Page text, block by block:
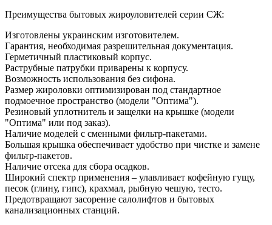
Преимущества бытовых жироуловителей серии СЖ:
Изготовлены украинским изготовителем.
Гарантия, необходимая разрешительная документация.
Герметичный пластиковый корпус.
Раструбные патрубки приварены к корпусу.
Возможность использования без сифона.
Размер жироловки оптимизирован под стандартное
подмоечное пространство (модели "Оптима").
Резиновый уплотнитель и защелки на крышке (модели
"Оптима" или под заказ).
Наличие моделей с сменными фильтр-пакетами.
Большая крышка обеспечивает удобство при чистке и замене
фильтр-пакетов.
Наличие отсека для сбора осадков.
Широкий спектр применения – улавливает кофейную гущу,
песок (глину, гипс), крахмал, рыбную чешую, тесто.
Предотвращают засорение салолифтов и бытовых
канализационных станций.